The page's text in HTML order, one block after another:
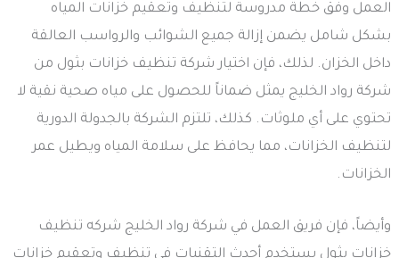
العمل وفق خطة مدروسة لتنظيف وتعقيم خزانات المياه
بشكل شامل يضمن إزالة جميع الشوائب والرواسب العالقة
داخل الخزان. لذلك، فإن اختيار شركة تنظيف خزانات بثول من
شركة رواد الخليج يمثل ضماناً للحصول على مياه صحية نقية لا
تحتوي على أي ملوثات. كذلك، تلتزم الشركة بالجدولة الدورية
لتنظيف الخزانات، مما يحافظ على سلامة المياه ويطيل عمر
الخزانات.
وأيضاً، فإن فريق العمل في شركة رواد الخليج شركه تنظيف
خزانات بثول يستخدم أحدث التقنيات في تنظيف وتعقيم خزانات